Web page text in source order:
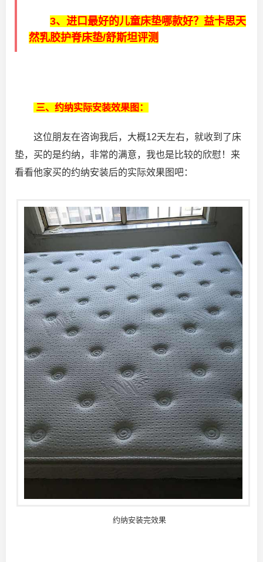
3、 进口最好的儿童床垫哪款好？益卡思天
然乳胶护脊床垫/舒斯坦评测
三、约纳实际安装效果图：
这位朋友在咨询我后，大概12天左右，就收到了床
垫，买的是约纳，非常的满意，我也是比较的欣慰！来
看看他家买的约纳安装后的实际效果图吧：
约纳安装完效果